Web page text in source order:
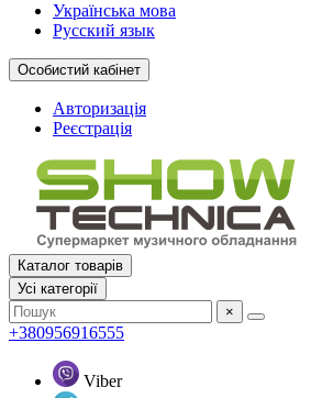
Українська мова
Русский язык
Особистий кабінет
Авторизація
Реєстрація
Каталог товарів
Усi категорії
×
+380956916555
Viber